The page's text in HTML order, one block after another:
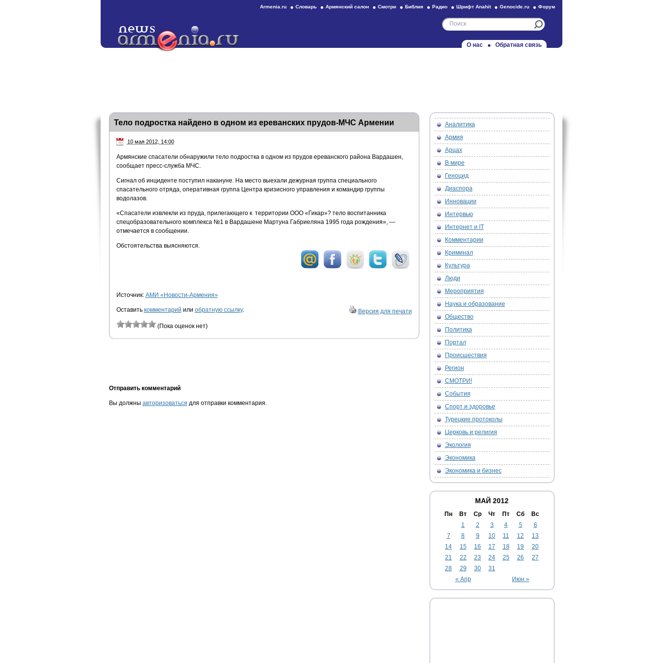
Armenia.ru Словарь Армянский салон Смотри Библия Радио Шрифт Anahit Genocide.ru Форум
О нас Обратная связь
Тело подростка найдено в одном из ереванских прудов-МЧС Армении
10 мая 2012, 14:00
Армянские спасатели обнаружили тело подростка в одном из прудов ереванского района Вардашен,
сообщает пресс-служба МЧС.
Сигнал об инциденте поступил накануне. На место выехали дежурная группа специального
спасательного отряда, оперативная группа Центра кризисного управления и командир группы
водолазов.
«Спасатели извлекли из пруда, прилегающего к территории ООО «Гикар»? тело воспитанника
спецобразовательного комплекса №1 в Вардашене Мартуна Габриеляна 1995 года рождения», —
отмечается в сообщении.
Обстоятельства выясняются.
Источник: АМИ «Новости-Армения»
Оставить комментарий или обратную ссылку. Версия для печати
(Пока оценок нет)
Отправить комментарий
Вы должны авторизоваться для отправки комментария.
Аналитика
Армия
Арцах
В мире
Геноцид
Диаспора
Инновации
Интервью
Интернет и IT
Комментарии
Криминал
Культура
Люди
Мероприятия
Наука и образование
Общество
Политика
Портал
Происшествия
Регион
СМОТРИ!
События
Спорт и здоровье
Турецкие протоколы
Церковь и религия
Экология
Экономика
Экономика и бизнес
МАЙ 2012
Пн Вт Ср Чт Пт Сб Вс
« Апр Июн »
1 2 3 4 5
6
7
8 9 10 11 12
13
14
15 16 17 18 19
20
21
22 23 24 25 26
27
28
29 30 31